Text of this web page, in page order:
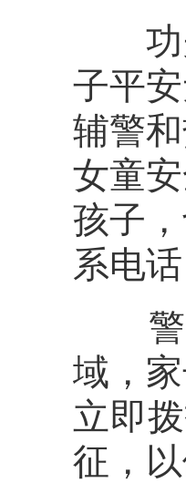
功夫
子平
辅警
女童
孩子
系电
警方
域，
立即
征，